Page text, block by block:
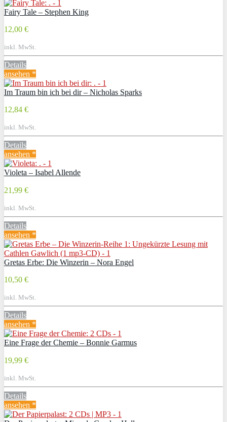
Fairy Tale – Stephen King
12,00 €
inkl. MwSt.
Details
ansehen *
Im Traum bin ich bei dir – Nicholas Sparks
12,84 €
inkl. MwSt.
Details
ansehen *
Violeta – Isabel Allende
21,99 €
inkl. MwSt.
Details
ansehen *
Gretas Erbe: Die Winzerin – Nora Engel
10,50 €
inkl. MwSt.
Details
ansehen *
Eine Frage der Chemie – Bonnie Garmus
19,99 €
inkl. MwSt.
Details
ansehen *